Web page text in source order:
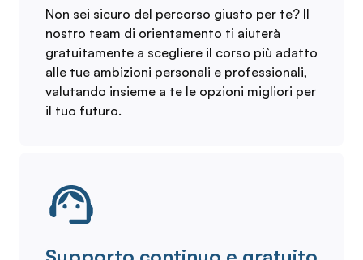
Non sei sicuro del percorso giusto per te? Il
nostro team di orientamento ti aiuterà
gratuitamente a scegliere il corso più adatto
alle tue ambizioni personali e professionali,
valutando insieme a te le opzioni migliori per
il tuo futuro.